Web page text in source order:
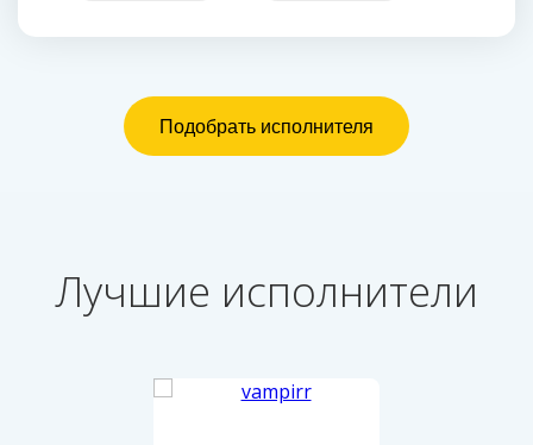
Лучшие исполнители